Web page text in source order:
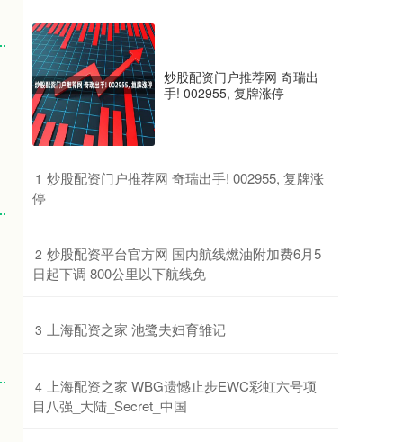
炒股配资门户推荐网 奇瑞出
手! 002955, 复牌涨停
1 ​炒股配资门户推荐网 奇瑞出手! 002955, 复牌涨
停
2 ​炒股配资平台官方网 国内航线燃油附加费6月5
日起下调 800公里以下航线免
3 ​上海配资之家 池鹭夫妇育雏记
4 ​上海配资之家 WBG遗憾止步EWC彩虹六号项
目八强_大陆_Secret_中国